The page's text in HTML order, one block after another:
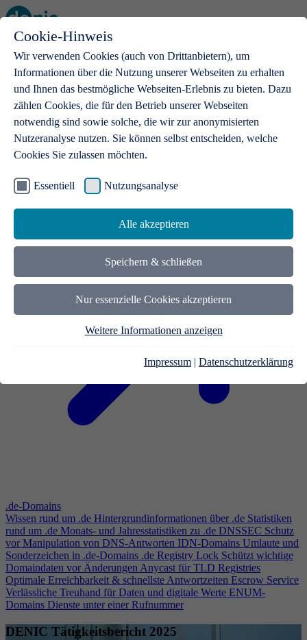
Cookie-Hinweis
Wir verwenden Cookies (auch von Drittanbietern), um
Informationen über die Nutzung unserer Webseiten zu erhalten
und Ihnen das bestmögliche Webseiten-Erlebnis zu bieten. Dazu
zählen Cookies, die für den Betrieb unserer Webseiten
notwendig sind sowie solche, die wir zur anonymisierten
Nutzeranalyse nutzen. Sie können selbst entscheiden, welche
Cookies Sie zulassen möchten.
Essentiell Nutzungsanalyse
Alle akzeptieren
Speichern & schließen
Nur essenzielle Cookies akzeptieren
Weitere Informationen anzeigen
Impressum | Datenschutzerklärung
Open main menu
.de-Domains
Mit einer .de-Domain erhalten Ideen eine Bühne
.de-Domains
Wissen rund um .de Hintergrundinformationen über .de Statistiken
rund um .de Monats- und Jahresstatistiken zu .de DNSSEC Schutz
vor Manipulation von DNS-Antworten IDN-Domains Umlaute und
Sonderzeichen in .de-Domains .de Registry Lock Schützt wichtige
Domaindaten vor ÄnderungenAnycast für TLD Registries
Optimale Erreichbarkeit & schnellste Antwortzeiten Escrow Service
Verlässliche Treuhand für Daten und digitale Werte ENUM-
Domains Dienste unter einer Rufnummer
DENIC Tätigkeitsbericht 2025